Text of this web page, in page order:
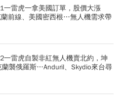
一雷虎一拿美國訂單，股價大漲
前線、美國密西根…無人機需求帶
一雷虎自製非紅無人機賣北約，坤
襲俄羅斯…Anduril、Skydio來台尋